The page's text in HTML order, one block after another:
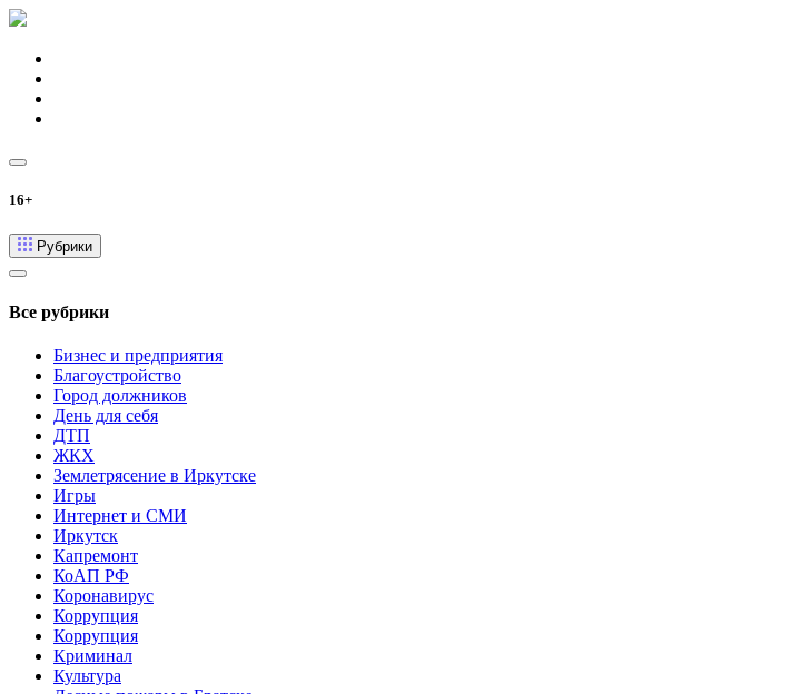
16+
Рубрики
Все рубрики
Бизнес и предприятия
Благоустройство
Город должников
День для себя
ДТП
ЖКХ
Землетрясение в Иркутске
Игры
Интернет и СМИ
Иркутск
Капремонт
КоАП РФ
Коронавирус
Коррупция
Коррупция
Криминал
Культура